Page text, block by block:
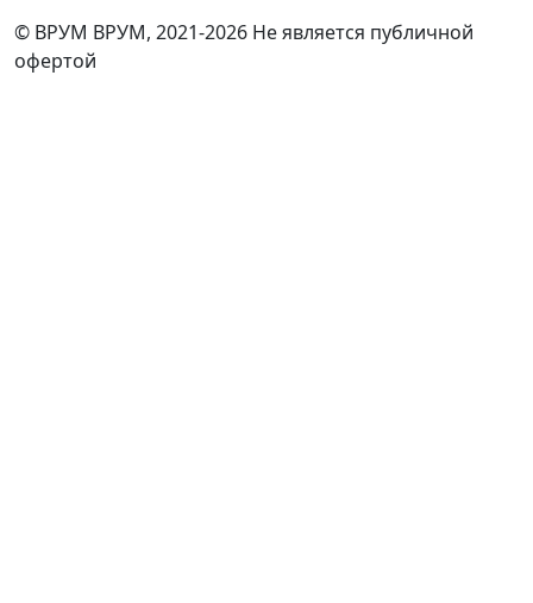
© ВРУМ ВРУМ, 2021-2026 Не является публичной
офертой